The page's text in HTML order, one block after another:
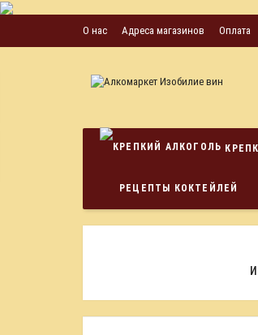
О нас Адреса магазинов Оплата
РЕЦЕПТЫ КОКТЕЙЛЕЙ